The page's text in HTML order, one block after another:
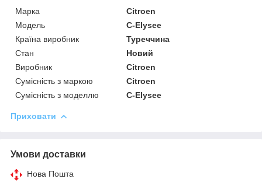
Марка
Citroen
Модель
C-Elysee
Країна виробник
Туреччина
Стан
Новий
Виробник
Citroen
Сумісність з маркою
Citroen
Сумісність з моделлю
C-Elysee
Приховати
Умови доставки
Нова Пошта